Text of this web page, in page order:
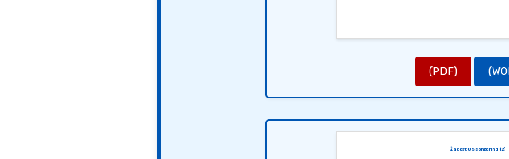
(PDF)
Žádost O Sponzoring (2)